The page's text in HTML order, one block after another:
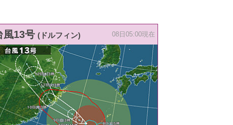
風13号 (ドルフィン) 08日05:00現在